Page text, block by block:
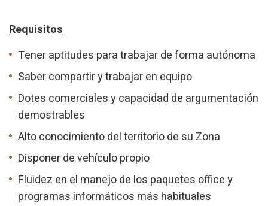
Requisitos
Tener aptitudes para trabajar de forma autónoma
Saber compartir y trabajar en equipo
Dotes comerciales y capacidad de argumentación
demostrables
Alto conocimiento del territorio de su Zona
Disponer de vehículo propio
Fluidez en el manejo de los paquetes office y
programas informáticos más habituales